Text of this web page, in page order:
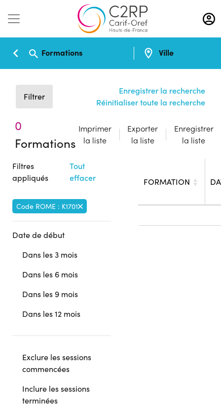
Aller
au
contenu
Formations Ville
Filtrer
Enregistrer la recherche
Réinitialiser toute la recherche
0
Formations
Imprimer
la liste
Exporter
la liste
Enregistrer
la liste
Filtres
appliqués
Tout
effacer
Code ROME : K1701
Date de début
Dans les 3 mois
Dans les 6 mois
Dans les 9 mois
Dans les 12 mois
Exclure les sessions
commencées
Inclure les sessions
terminées
FORMATION